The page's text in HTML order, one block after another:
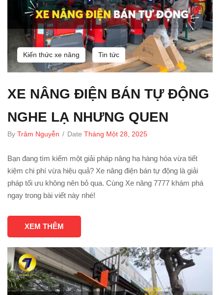
Kiến thức xe nâng Tin tức
XE NÂNG ĐIỆN BÁN TỰ ĐỘNG
NGHE LẠ NHƯNG QUEN
By Trâm Nguyễn / Date Tháng Một 28, 2025
Bạn đang tìm kiếm một giải pháp nâng hạ hàng hóa vừa tiết
kiệm chi phí vừa hiệu quả? Xe nâng điện bán tự động là giải
pháp tối ưu không nên bỏ qua. Cùng Xe nâng 7777 khám phá
ngay trong bài viết này nhé!
XEM THÊM